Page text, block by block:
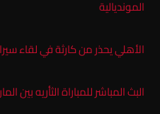
المونديالية
الأهلي يحذر من كارثة في لقاء
البث المباشر للمباراة الثأريه بين